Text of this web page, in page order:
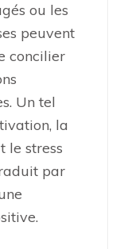
ou les
peuvent
concilier
Un tel
la
le stress
par